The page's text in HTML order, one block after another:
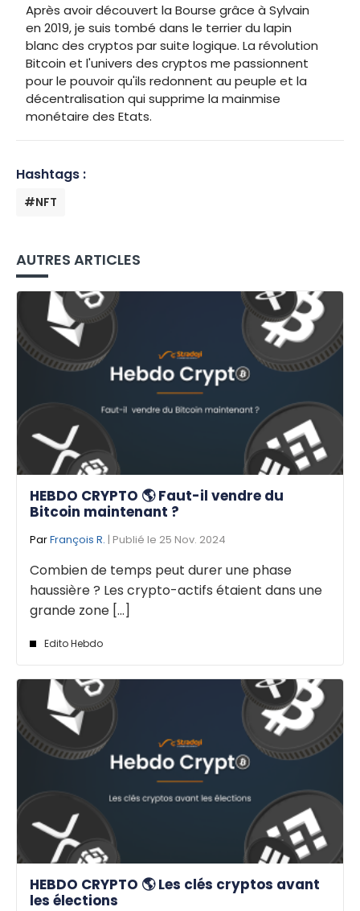
Après avoir découvert la Bourse grâce à Sylvain
en 2019, je suis tombé dans le terrier du lapin
blanc des cryptos par suite logique. La révolution
Bitcoin et l'univers des cryptos me passionnent
pour le pouvoir qu'ils redonnent au peuple et la
décentralisation qui supprime la mainmise
monétaire des Etats.
Hashtags :
#NFT
AUTRES ARTICLES
HEBDO CRYPTO 🌎 Faut-il vendre du
Bitcoin maintenant ?
ParFrançois R. | Publié le 25 Nov. 2024
Combien de temps peut durer une phase
haussière ? Les crypto-actifs étaient dans une
grande zone [...]
Edito Hebdo
HEBDO CRYPTO 🌎 Les clés cryptos avant
les élections